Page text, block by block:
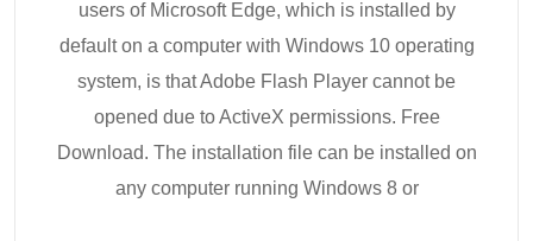
users of Microsoft Edge, which is installed by
default on a computer with Windows 10 operating
system, is that Adobe Flash Player cannot be
opened due to ActiveX permissions. Free
Download. The installation file can be installed on
any computer running Windows 8 or